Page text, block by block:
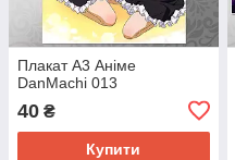
Плакат А3 Аніме
DanMachi 013
40 ₴
Купити